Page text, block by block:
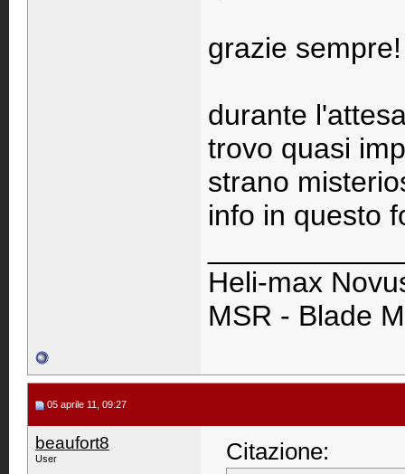
grazie sempre!
durante
trovo quasi
strano
info in questo
Heli-max
MSR - Blade
05 aprile 11, 09:27
beaufort8
User
Citazione: